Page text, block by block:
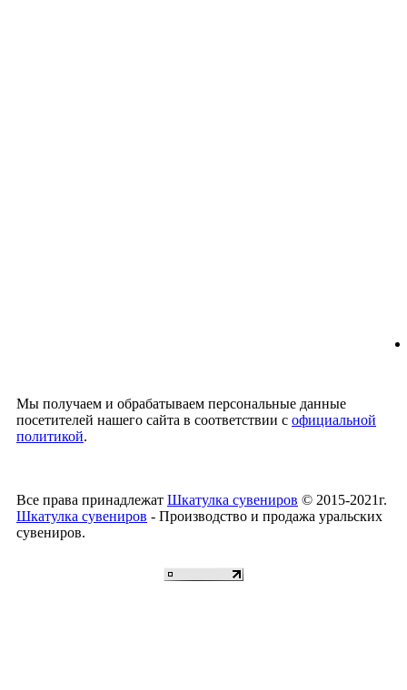
Мы получаем и обрабатываем персональные данные
посетителей нашего сайта в соответствии с официальной
политикой.
Все права принадлежат Шкатулка сувениров © 2015-2021г.
Шкатулка сувениров - Производство и продажа уральских
сувениров.